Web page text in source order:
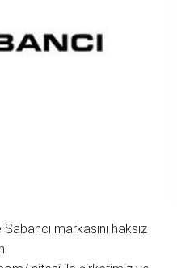
markasını haksız